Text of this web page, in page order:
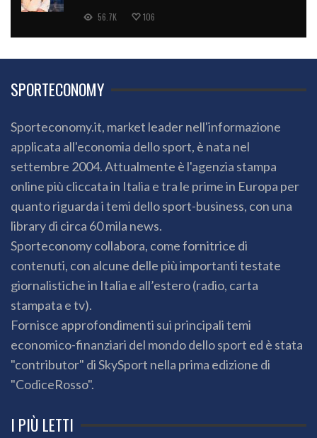
56.7K 106
SPORTECONOMY
Sporteconomy.it, market leader nell'informazione
applicata all'economia dello sport, è nata nel
settembre 2004. Attualmente è l'agenzia stampa
online più cliccata in Italia e tra le prime in Europa per
quanto riguarda i temi dello sport-business, con una
library di circa 60 mila news.
Sporteconomy collabora, come fornitrice di
contenuti, con alcune delle più importanti testate
giornalistiche in Italia e all’estero (radio, carta
stampata e tv).
Fornisce approfondimenti sui principali temi
economico-finanziari del mondo dello sport ed è stata
"contributor" di SkySport nella prima edizione di
"CodiceRosso".
I PIÙ LETTI